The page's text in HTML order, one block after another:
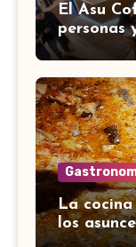
El Asu
personas
La cocina
los